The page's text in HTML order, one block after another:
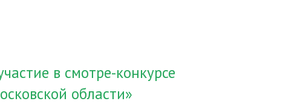
в смотре-конкурсе
области»